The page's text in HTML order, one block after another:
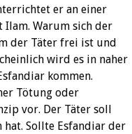
er an einer
Warum sich der
der Täter frei ist und
wird es in naher
kommen.
Tötung oder
vor. Der Täter soll
hat. Sollte Esfandiar der